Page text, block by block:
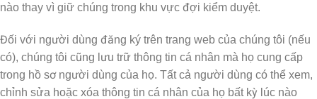
nào thay vì giữ chúng trong khu vực đợi kiểm duyệt.
Đối với người dùng đăng ký trên trang web của chúng tôi (nếu
có), chúng tôi cũng lưu trữ thông tin cá nhân mà họ cung cấp
trong hồ sơ người dùng của họ. Tất cả người dùng có thể xem,
chỉnh sửa hoặc xóa thông tin cá nhân của họ bất kỳ lúc nào